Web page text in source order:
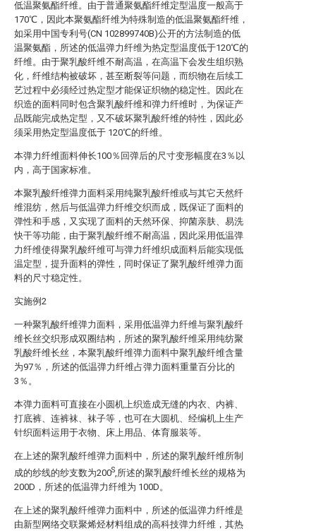
低温聚氨酯纤维。由于普通聚氨酯纤维定型温度一般高于
170℃，因此本聚氨酯纤维为特殊制造的低温聚氨酯纤维，
如采用中国专利号(CN 102899740B)公开的方法制造的低
温聚氨酯，所述的低温弹力纤维为热定型温度低于120℃的
纤维。由于聚乳酸纤维不耐高温，在高温下会发生组织熟
化，纤维结构被破坏，甚至断裂等问题，而织物在后续工
艺过程中必须经过热定型才能保证织物的稳定性。因此在
织造的面料同时包含聚乳酸纤维和弹力纤维时，为保证产
品既能完成热定型，又不破坏聚乳酸纤维的特性，因此必
须采用热定型温度低于 120℃的纤维。
本弹力纤维面料伸长100％回弹后的尺寸变形幅度在3％以
内，高于国家标准。
本聚乳酸纤维弹力面料采用纯聚乳酸纤维或与其它天然纤
维混纺，然后与低温弹力纤维交织而成，既保证了面料的
弹性和手感，又实现了面料的天然环保、抑菌亲肤、易洗
快干等功能，由于聚乳酸纤维不耐高温，因此采用低温弹
力纤维使得聚乳酸纤维可与弹力纤维织成面料后能实现低
温定型，提升面料的弹性，同时保证了聚乳酸纤维弹力面
料的尺寸稳定性。
实施例2
一种聚乳酸纤维弹力面料，采用低温弹力纤维与聚乳酸纤
维长丝交织形成双圈结构，所述的聚乳酸纤维采用纯纺聚
乳酸纤维长丝，本聚乳酸纤维弹力面料中聚乳酸纤维含量
为97％，所述的低温弹力纤维占弹力面料重量百分比的
3％。
本弹力面料可直接在小圆机上织造成无缝的内衣、内裤、
打底裤、连裤袜、袜子等，也可在大圆机、经编机上生产
针织面料运用于衣物、床上用品、体育服装等。
在上述的聚乳酸纤维弹力面料中，所述的聚乳酸纤维所制
成的纱线的纱支数为200S,所述的聚乳酸纤维长丝的规格为
200D，所述的低温弹力纤维为 100D。
在上述的聚乳酸纤维弹力面料中，所述的低温弹力纤维是
由新型网络交联聚烯烃材料组成的高科技弹力纤维，其热